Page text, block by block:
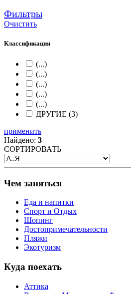
Фильтры
Очистить
Классификация
(...)
(...)
(...)
(...)
(...)
ДРУГИЕ (3)
применить
Найдено: 3
СОРТИРОВАТЬ
Чем заняться
Еда и напитки
Спорт и Отдых
Шопинг
Достопримечательности
Пляжи
Экотуризм
Куда поехать
Аттика